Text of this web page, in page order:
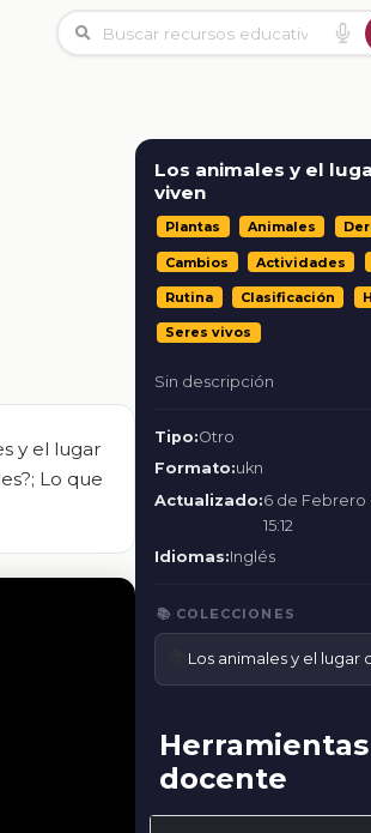
y el lugar
Lo que
Los animales y el
viven
Plantas Animales
Cambios Actividades
Rutina Clasificación
Seres vivos
Sin descripción
Tipo:Otro
Formato:ukn
Actualizado:6 de Febrero
15:12
Idiomas:Inglés
📚 COLECCIONES
docente